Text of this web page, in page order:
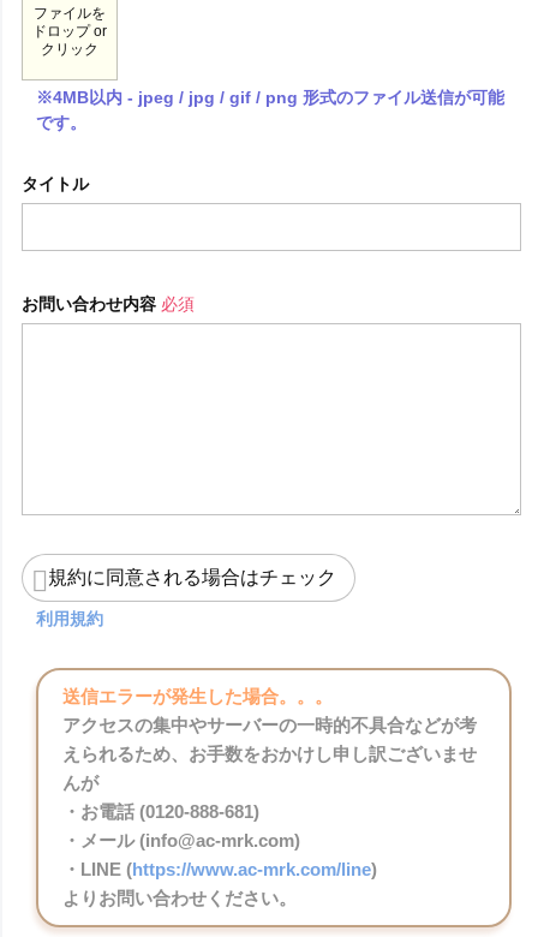
ファイルを
ドロップ or
クリック
※4MB以内 - jpeg / jpg / gif / png 形式のファイル送信が可能
です。
タイトル
お問い合わせ内容 必須
規約に同意される場合はチェック
利用規約
送信エラーが発生した場合。。。
アクセスの集中やサーバーの一時的不具合などが考
えられるため、お手数をおかけし申し訳ございませ
んが
・お電話 (0120-888-681)
・メール (info@ac-mrk.com)
・LINE (https://www.ac-mrk.com/line)
よりお問い合わせください。